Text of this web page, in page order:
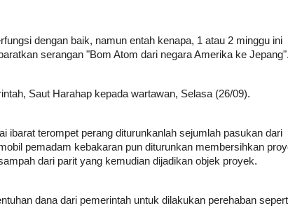
dengan baik, namun entah kenapa, 1 atau 2 minggu ini
serangan "Bom Atom dari negara Amerika ke
Saut Harahap kepada wartawan, Selasa (26/09).
ibarat terompet perang diturunkanlah sejumlah pasukan dari
pemadam kebakaran pun diturunkan membersihkan
dari parit yang kemudian dijadikan objek proyek.
dana dari pemerintah untuk dilakukan perehaban